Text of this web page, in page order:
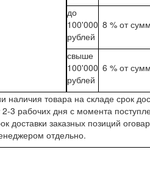
до
100'000
рублей
8 % от
свыше
100'000
рублей
6 % от
наличия товара на складе срок
2-3 рабочих дня с момента
доставки заказных позиций
отдельно.